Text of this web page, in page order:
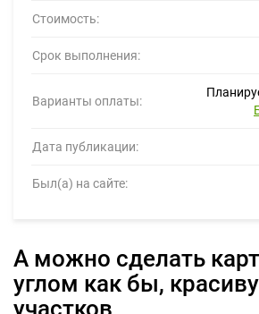
Стоимость:
Срок выполнения:
Варианты оплаты:
Дата публикации:
Был(а) на сайте:
А можно сделать картинку под
углом как бы,
участков